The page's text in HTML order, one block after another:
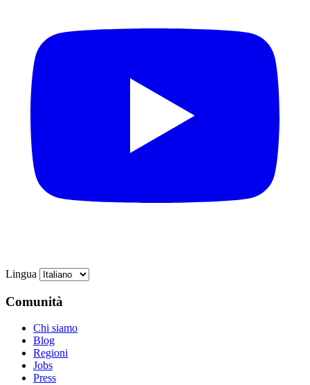
Lingua
Comunità
Chi siamo
Blog
Regioni
Jobs
Press